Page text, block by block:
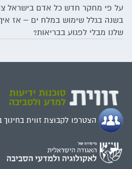
בשנה בגלל שימוש במלח ים – אז
שלנו מבלי לפגוע בבריאות?
הצטרפו לקבוצת זווית בחינוך